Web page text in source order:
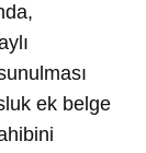
ek belge